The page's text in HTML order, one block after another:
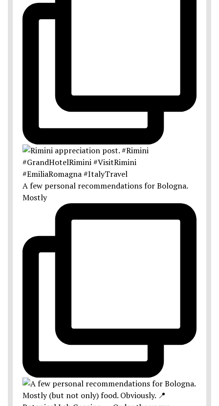
A few personal recommendations for Bologna.
Mostly